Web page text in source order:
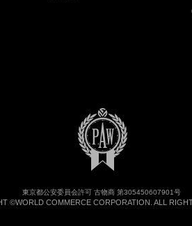
東京都公安委員会許可 古物商 第305450607901号
©WORLD COMMERCE CORPORATION. ALL